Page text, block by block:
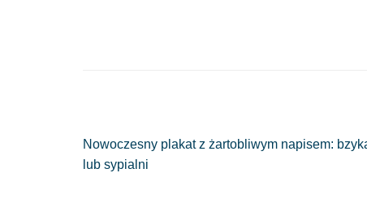
Nowoczesny plakat z żartobliwym napisem:
lub sypialni